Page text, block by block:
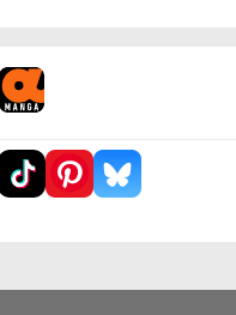
18描写のある話には、※を付けます。